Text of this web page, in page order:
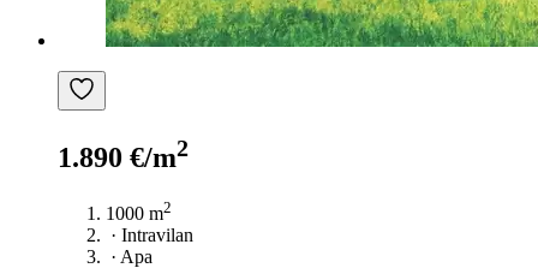
1.890 €/m2
1000 m2
· Intravilan
· Apa